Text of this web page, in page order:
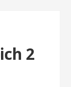
2